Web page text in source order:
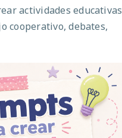
actividades educativas
cooperativo, debates,